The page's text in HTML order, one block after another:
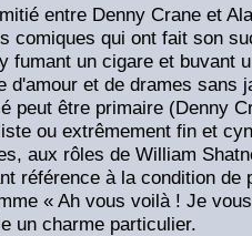
entre Denny Crane et
comiques qui ont fait son
fumant un cigare et buvant
d'amour et de drames sans
peut être primaire (Denny
ou extrêmement fin et
aux rôles de William
référence à la condition de
« Ah vous voilà ! Je
un charme particulier.